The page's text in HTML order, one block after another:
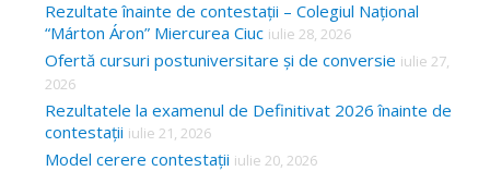
Rezultate înainte de contestații – Colegiul Național
“Márton Áron” Miercurea Ciuc iulie 28, 2026
Ofertă cursuri postuniversitare și de conversie iulie 27,
2026
Rezultatele la examenul de Definitivat 2026 înainte de
contestații iulie 21, 2026
Model cerere contestații iulie 20, 2026